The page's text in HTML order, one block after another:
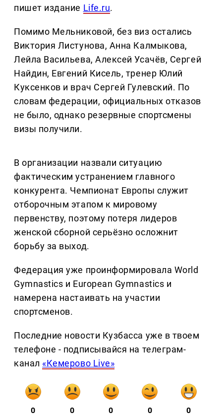
пишет издание Life.ru.
Помимо Мельниковой, без виз остались
Виктория Листунова, Анна Калмыкова,
Лейла Васильева, Алексей Усачёв, Сергей
Найдин, Евгений Кисель, тренер Юлий
Куксенков и врач Сергей Гулевский. По
словам федерации, официальных отказов
не было, однако резервные спортсмены
визы получили.
В организации назвали ситуацию
фактическим устранением главного
конкурента. Чемпионат Европы служит
отборочным этапом к мировому
первенству, поэтому потеря лидеров
женской сборной серьёзно осложнит
борьбу за выход.
Федерация уже проинформировала World
Gymnastics и European Gymnastics и
намерена настаивать на участии
спортсменов.
Последние новости Кузбасса уже в твоем
телефоне - подписывайся на телеграм-
канал «Кемерово Live»
0 0 0 0 0